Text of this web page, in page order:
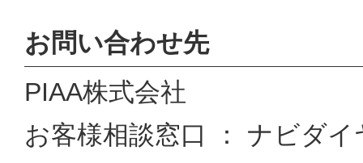
お問い合わせ先
PIAA株式会社
お客様相談窓口 ： ナビダ